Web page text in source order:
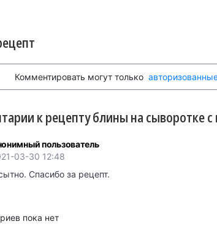
Комментировать могут только
к рецепту блины на сыворотке с
пользователь
03-30 12:48
Спасибо за рецепт.
пока нет